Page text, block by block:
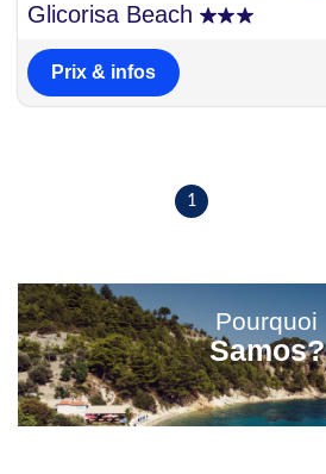
Glicorisa Beach
Prix & infos
1
Pourquoi
Samos?